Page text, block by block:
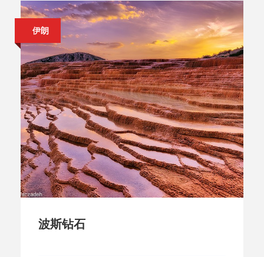
伊朗
波斯钻石